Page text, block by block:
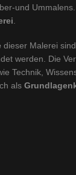
und Ummalens.
dieser Malerei
werden. Die
Technik,
als